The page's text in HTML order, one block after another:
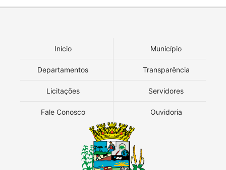
Início Município
Departamentos Transparência
Licitações Servidores
Fale Conosco Ouvidoria